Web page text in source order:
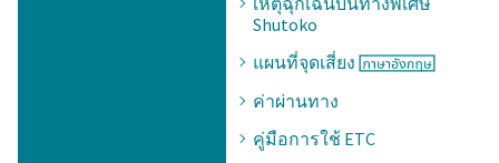
Shutoko
แผนที่จุดเสี่ยง
ค่าผ่านทาง
คู่มือการใช้ ETC